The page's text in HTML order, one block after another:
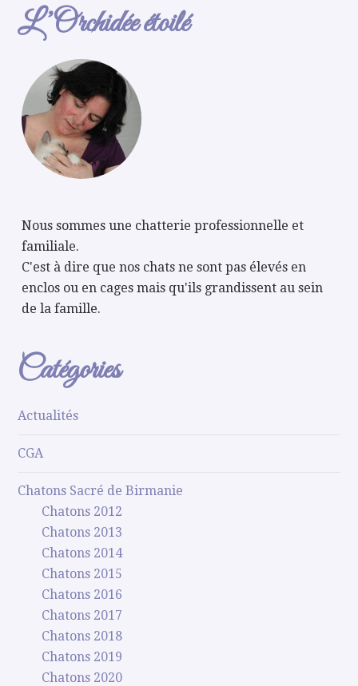
L’Orchidée étoilé
Nous sommes une chatterie professionnelle et
familiale.
C'est à dire que nos chats ne sont pas élevés en
enclos ou en cages mais qu'ils grandissent au sein
de la famille.
Catégories
Actualités
CGA
Chatons Sacré de Birmanie
Chatons 2012
Chatons 2013
Chatons 2014
Chatons 2015
Chatons 2016
Chatons 2017
Chatons 2018
Chatons 2019
Chatons 2020